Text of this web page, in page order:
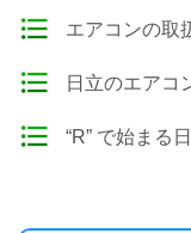
エアコンの取
日立のエアコ
“R” で始まる